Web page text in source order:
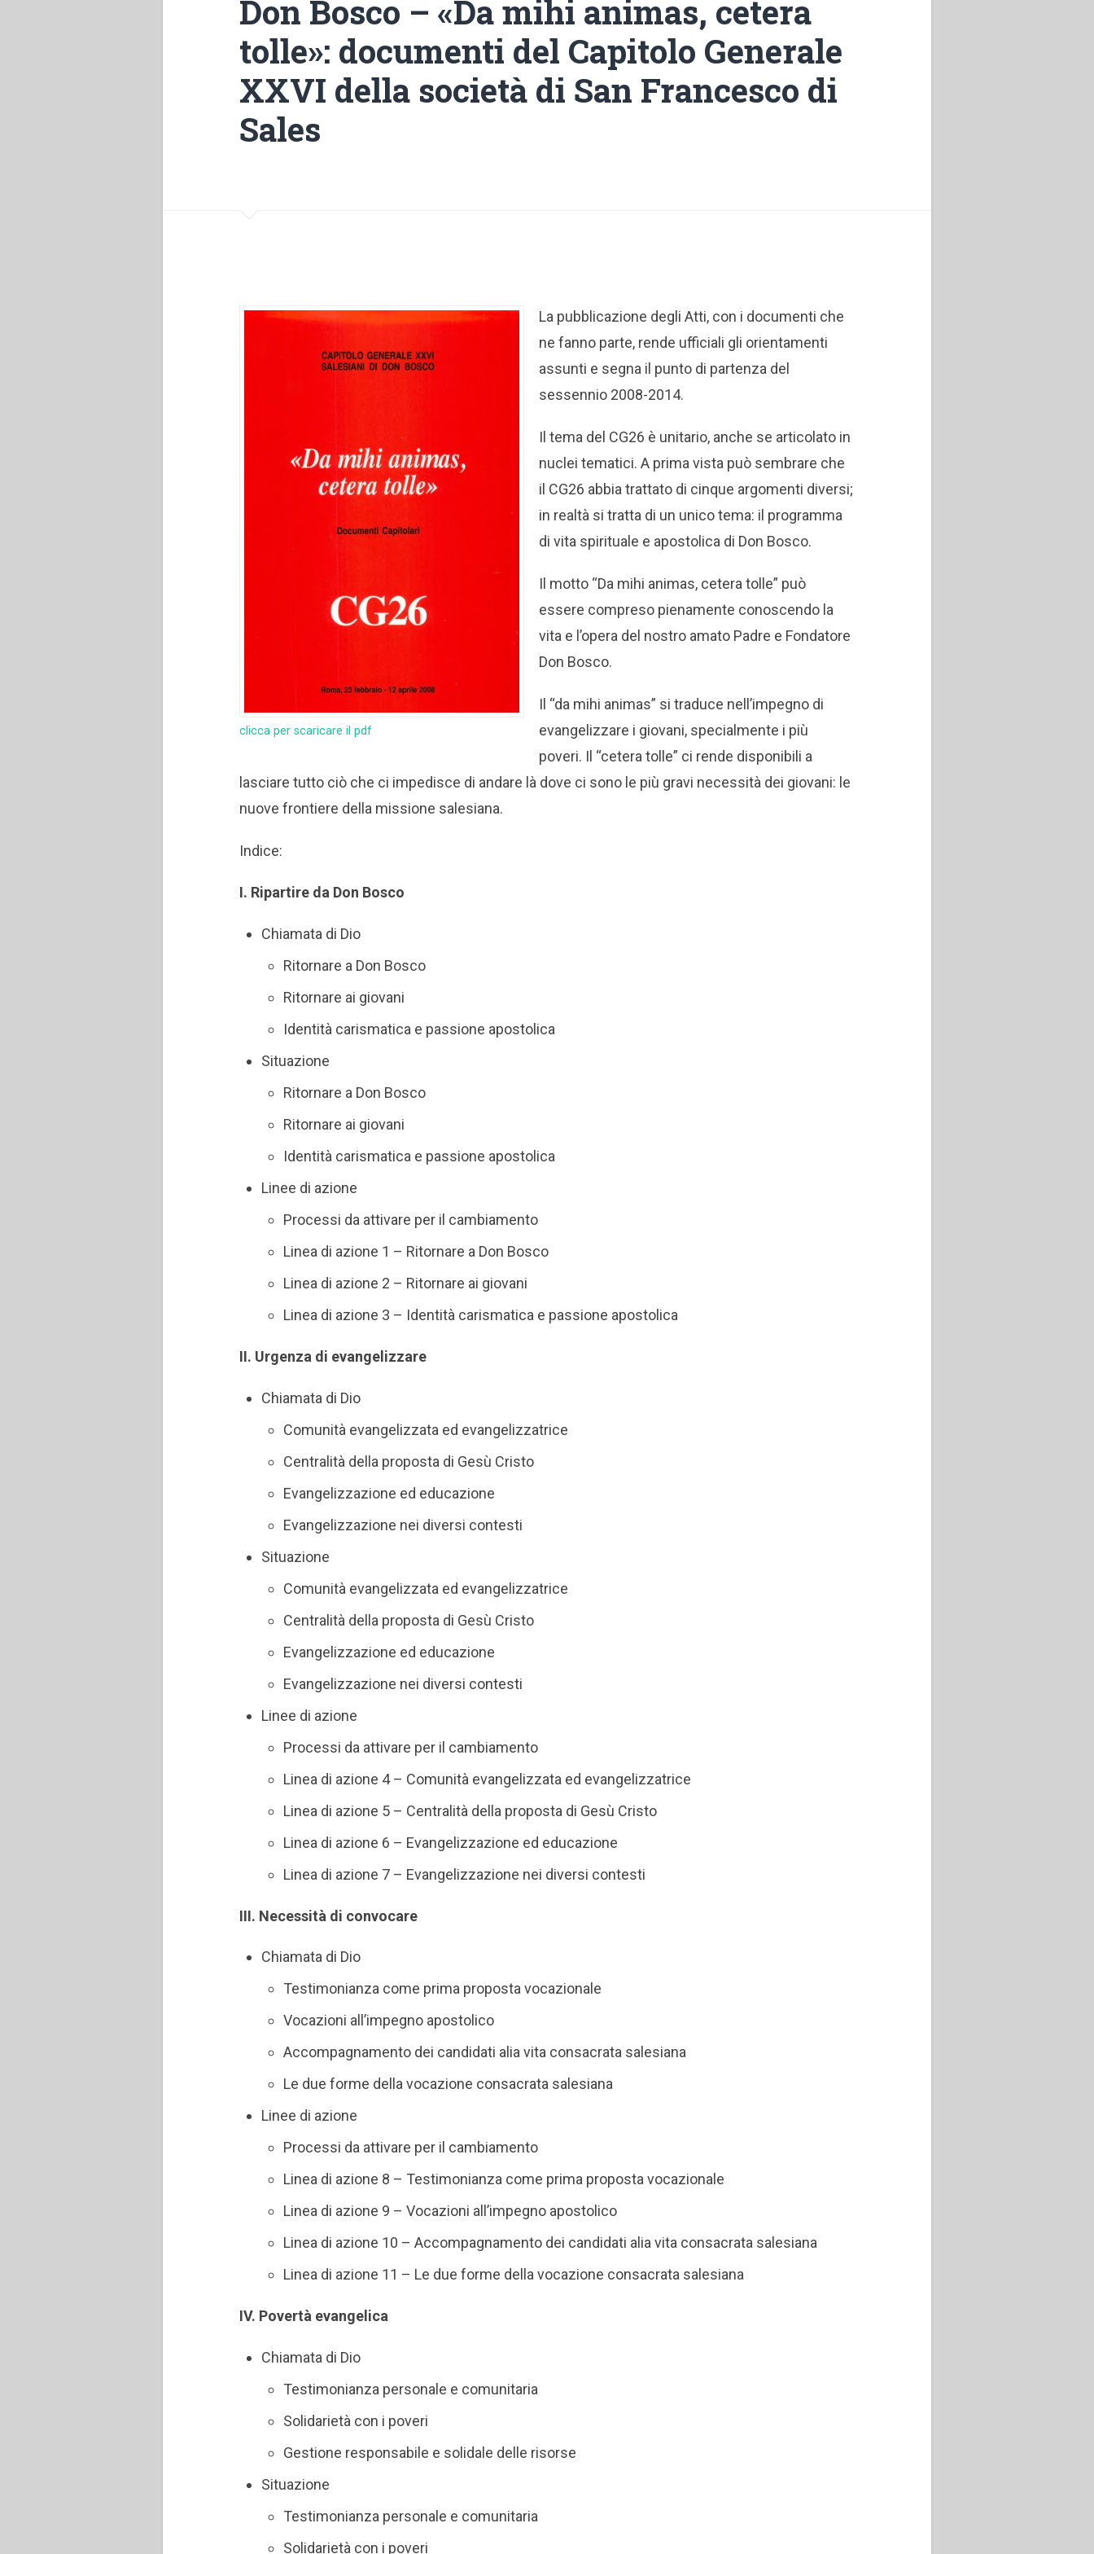
Don Bosco – «Da mihi animas, cetera
tolle»: documenti del Capitolo Generale
XXVI della società di San Francesco di
Sales
clicca per scaricare il pdf
La pubblicazione degli Atti, con i documenti che
ne fanno parte, rende ufficiali gli orientamenti
assunti e segna il punto di partenza del
sessennio 2008-2014.
Il tema del CG26 è unitario, anche se articolato in
nuclei tematici. A prima vista può sembrare che
il CG26 abbia trattato di cinque argomenti diversi;
in realtà si tratta di un unico tema: il programma
di vita spirituale e apostolica di Don Bosco.
Il motto “Da mihi animas, cetera tolle” può
essere compreso pienamente conoscendo la
vita e l’opera del nostro amato Padre e Fondatore
Don Bosco.
Il “da mihi animas” si traduce nell’impegno di
evangelizzare i giovani, specialmente i più
poveri. Il “cetera tolle” ci rende disponibili a
lasciare tutto ciò che ci impedisce di andare là dove ci sono le più gravi necessità dei giovani: le
nuove frontiere della missione salesiana.
Indice:
I. Ripartire da Don Bosco
Chiamata di Dio
Ritornare a Don Bosco
Ritornare ai giovani
Identità carismatica e passione apostolica
Situazione
Ritornare a Don Bosco
Ritornare ai giovani
Identità carismatica e passione apostolica
Linee di azione
Processi da attivare per il cambiamento
Linea di azione 1 – Ritornare a Don Bosco
Linea di azione 2 – Ritornare ai giovani
Linea di azione 3 – Identità carismatica e passione apostolica
II. Urgenza di evangelizzare
Chiamata di Dio
Comunità evangelizzata ed evangelizzatrice
Centralità della proposta di Gesù Cristo
Evangelizzazione ed educazione
Evangelizzazione nei diversi contesti
Situazione
Comunità evangelizzata ed evangelizzatrice
Centralità della proposta di Gesù Cristo
Evangelizzazione ed educazione
Evangelizzazione nei diversi contesti
Linee di azione
Processi da attivare per il cambiamento
Linea di azione 4 – Comunità evangelizzata ed evangelizzatrice
Linea di azione 5 – Centralità della proposta di Gesù Cristo
Linea di azione 6 – Evangelizzazione ed educazione
Linea di azione 7 – Evangelizzazione nei diversi contesti
III. Necessità di convocare
Chiamata di Dio
Testimonianza come prima proposta vocazionale
Vocazioni all’impegno apostolico
Accompagnamento dei candidati alia vita consacrata salesiana
Le due forme della vocazione consacrata salesiana
Linee di azione
Processi da attivare per il cambiamento
Linea di azione 8 – Testimonianza come prima proposta vocazionale
Linea di azione 9 – Vocazioni all’impegno apostolico
Linea di azione 10 – Accompagnamento dei candidati alia vita consacrata salesiana
Linea di azione 11 – Le due forme della vocazione consacrata salesiana
IV. Povertà evangelica
Chiamata di Dio
Testimonianza personale e comunitaria
Solidarietà con i poveri
Gestione responsabile e solidale delle risorse
Situazione
Testimonianza personale e comunitaria
Solidarietà con i poveri